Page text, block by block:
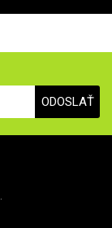
ODOSLAŤ